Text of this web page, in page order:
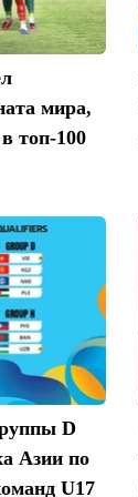
мира,
топ-100
D
Азии по
U17